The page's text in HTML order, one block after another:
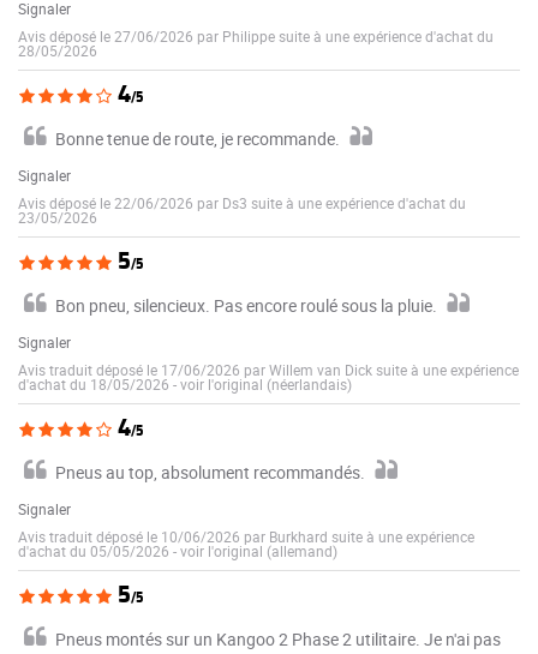
Signaler
Avis déposé le 27/06/2026 par Philippe suite à une expérience d'achat du
28/05/2026
4/5
Bonne tenue de route, je recommande.
Signaler
Avis déposé le 22/06/2026 par Ds3 suite à une expérience d'achat du
23/05/2026
5/5
Bon pneu, silencieux. Pas encore roulé sous la pluie.
Signaler
Avis traduit déposé le 17/06/2026 par Willem van Dick suite à une expérience
d'achat du 18/05/2026 -voir l'original (néerlandais)
4/5
Pneus au top, absolument recommandés.
Signaler
Avis traduit déposé le 10/06/2026 par Burkhard suite à une expérience
d'achat du 05/05/2026 -voir l'original (allemand)
5/5
Pneus montés sur un Kangoo 2 Phase 2 utilitaire. Je n'ai pas